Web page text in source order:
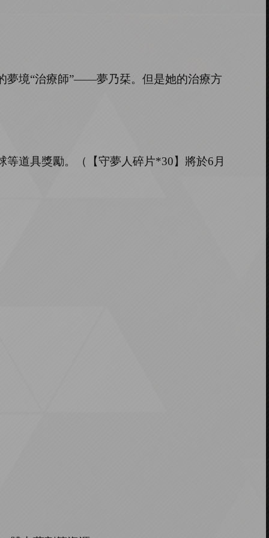
夢境“治療師”——夢乃栞。但是她的治療方
等道具獎勵。（ 【守夢人碎片*30】 將於6月